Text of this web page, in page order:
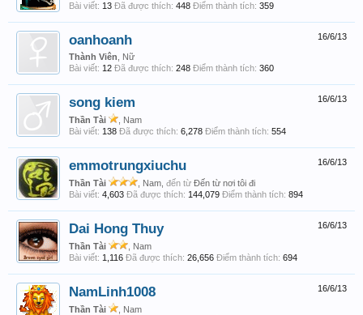
Bài viết: 13 Đã được thích: 448 Điểm thành tích: 359
16/6/13
oanhoanh
Thành Viên , Nữ
Bài viết: 12 Đã được thích: 248 Điểm thành tích: 360
16/6/13
song kiem
Thần Tài
, Nam
Bài viết: 138 Đã được thích: 6,278 Điểm thành tích: 554
16/6/13
emmotrungxiuchu
Thần Tài , Nam, đến từ Đến từ nơi tôi đi
Bài viết: 4,603 Đã được thích: 144,079 Điểm thành tích: 894
16/6/13
Dai Hong Thuy
Thần Tài
, Nam
Bài viết: 1,116 Đã được thích: 26,656 Điểm thành tích: 694
16/6/13
NamLinh1008
Thần Tài
, Nam